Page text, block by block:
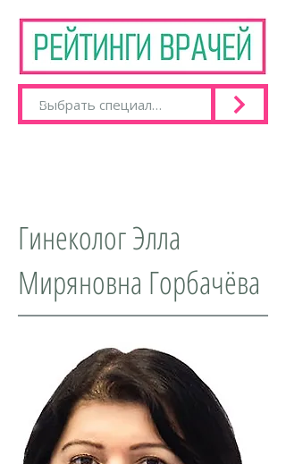
Гинеколог Элла
Миряновна Горбачёва